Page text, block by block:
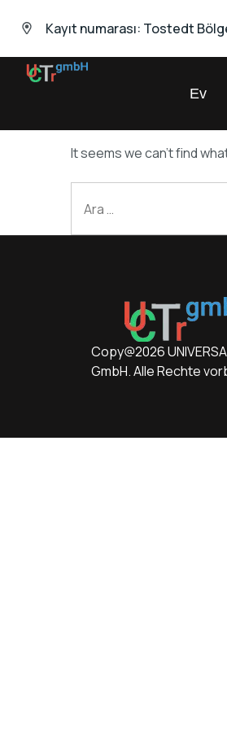
Kayıt numarası: Tostedt
Ticaret
Ev
It seems we can’t find
Copy@2026
GmbH. Alle Rechte